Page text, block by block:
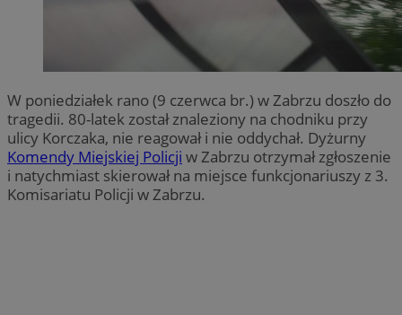
W poniedziałek rano (9 czerwca br.) w Zabrzu doszło do
tragedii. 80-latek został znaleziony na chodniku przy
ulicy Korczaka, nie reagował i nie oddychał. Dyżurny
Komendy Miejskiej Policji w Zabrzu otrzymał zgłoszenie
i natychmiast skierował na miejsce funkcjonariuszy z 3.
Komisariatu Policji w Zabrzu.